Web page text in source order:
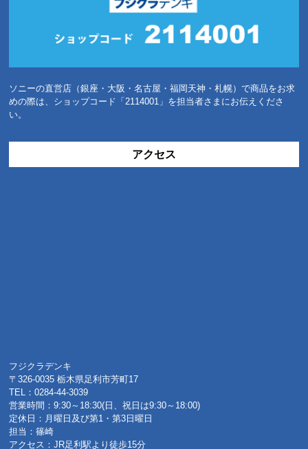
ソニーの直営店（銀座・大阪・名古屋・福岡天神・札幌）で商品をお求
めの際は、ショップコード「2114001」を担当者さまにお伝えくださ
い。
アクセス
フジクラデンキ
〒326-0035 栃木県足利市芳町17
TEL：0284-44-3039
営業時間：9:30～18:30(日、祝日は9:30～18:00)
定休日：月曜日及び第1・第3日曜日
担当：篠崎
アクセス：JR足利駅より徒歩15分